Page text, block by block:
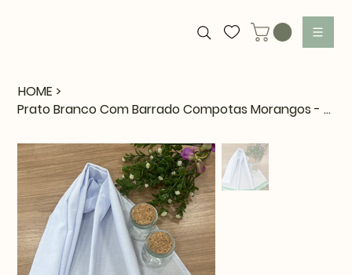
HOME >
Prato Branco Com Barrado Compotas Morangos - PAN68